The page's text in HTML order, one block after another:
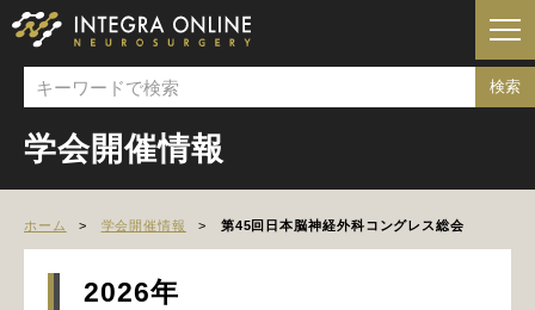
学会開催情報
ホーム 学会開催情報 第45回日本脳神経外科コングレス総会
2026年